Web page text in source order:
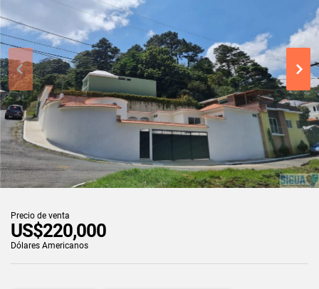
Precio de venta
US$220,000
Dólares Americanos